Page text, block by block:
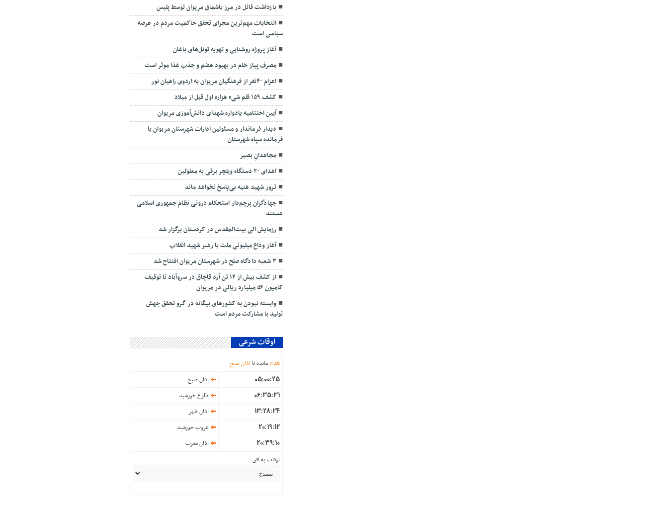
بازداشت قاتل در مرز باشماق مریوان توسط پلیس
انتخابات مهم‌ترین مجرای تحقق حاکمیت مردم در عرصه
سیاسی است
آغاز پروژه روشنایی و تهویه تونل‌های باغان
مصرف پیاز خام در بهبود هضم و جذب غذا موثر است
اعزام ۴۰نفر از فرهنگیان مریوان به اردوی راهیان نور
کشف ۱۵۹ قلم شیء هزاره اول قبل از میلاد
آیین اختتاميه یادواره شهدای دانش‌آموزی مریوان
دیدار فرماندار و مسئولین ادارات شهرستان مریوان با
فرمانده سپاه شهرستان
مجاهدانِ بصیر
اهدای ۲۰ دستگاه ویلچر برقی به معلولین
ترور شهید هنیه بی‌پاسخ نخواهد ماند
جهادگران پرچم‌دار استحکام درونی نظام جمهوری اسلامی
هستند
رزمایش الی بیت‌المقدس در کردستان برگزار شد
آغاز وداع میلیونی ملت با رهبر شهید انقلاب
۳ شعبه دادگاه‌ صلح در شهرستان مریوان افتتاح شد
از کشف بيش از ۱۴ تن آرد قاچاق در سروآباد تا توقیف
کامیون ۵۶ میلیارد ریالی در مریوان
وابسته نبودن به کشورهای بیگانه در گرو تحقق جهش
تولید با مشارکت مردم است
اوقات شرعی
7:46 مانده تا اذان صبح
05:00:25 اذان صبح
06:35:31 طلوع خورشید
13:28:24 اذان ظهر
20:19:12 غروب خورشید
20:39:10
اذان مغرب
اوقات به افق :